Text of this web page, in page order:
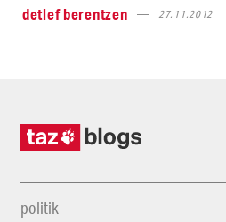
detlef berentzen
27.11.2012
politik